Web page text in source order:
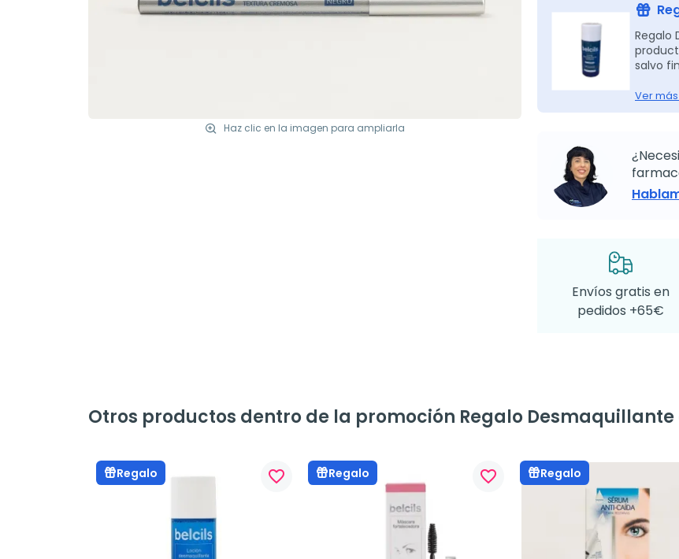
Haz clic en la imagen para ampliarla
Regalo
salvo
Ver
Envíos gratis en
pedidos +65€
Otros productos dentro de la promoción Regalo Desmaquillante
Regalo favorite_border Regalo favorite_border Regalo